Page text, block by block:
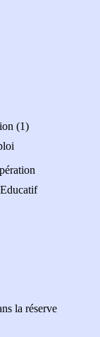
(1)
la réserve